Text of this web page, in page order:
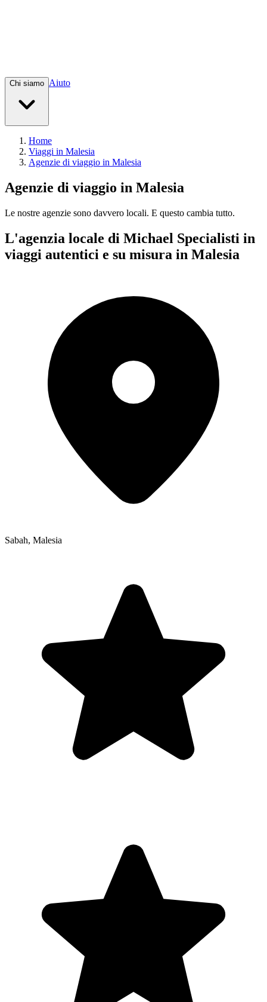
Chi siamo Aiuto
Home
Viaggi in Malesia
Agenzie di viaggio in Malesia
Agenzie di viaggio in Malesia
Le nostre agenzie sono davvero locali. E questo cambia tutto.
L'agenzia locale di Michael Specialisti in
viaggi autentici e su misura in Malesia
Sabah, Malesia